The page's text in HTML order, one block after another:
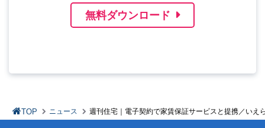
無料ダウンロード
TOP ニュース 週刊住宅｜電子契約で家賃保証サービスと提携／いえ